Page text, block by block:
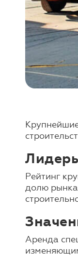
Рейтинг
долю
Аренда